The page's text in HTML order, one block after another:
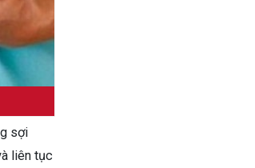
sợi
liên tục